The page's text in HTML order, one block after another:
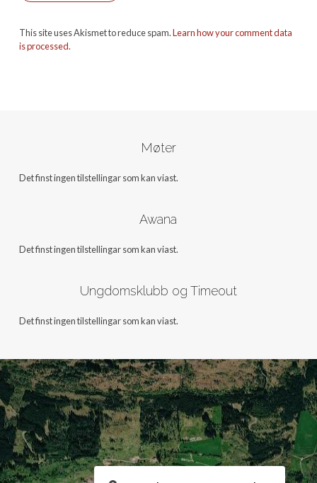
This site uses Akismet to reduce spam.Learn how your comment data
is processed.
Møter
Det finst ingen tilstellingar som kan viast.
Awana
Det finst ingen tilstellingar som kan viast.
Ungdomsklubb og Timeout
Det finst ingen tilstellingar som kan viast.